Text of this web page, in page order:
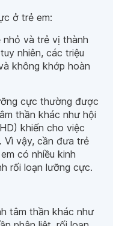
ở trẻ em:
nhỏ và trẻ vị thành
nhiên, các triệu
không khớp hoàn
cực thường được
thần khác như hội
khiến cho việc
Vì vậy, cần đưa trẻ
có nhiều kinh
rối loạn lưỡng cực.
tâm thần khác như